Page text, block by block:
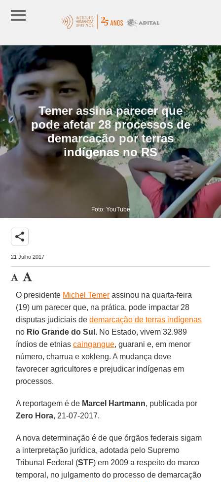
Temer assina parecer que
pode afetar 28 processos de
demarcação por terras
indígenas no RS
Foto: YouTube
share
21 Julho 2017
O presidente Michel Temer assinou na quarta-feira
(19) um parecer que, na prática, pode impactar 28
disputas judiciais dedemarcação de terras indígenas
no Rio Grande do Sul . No Estado, vivem 32.989
índios de etniascaingangue, guarani e, em menor
número, charrua e xokleng. A mudança deve
favorecer agricultores e prejudicar indígenas em
processos.
A reportagem é de Marcel Hartmann, publicada por
Zero Hora, 21-07-2017.
A nova determinação é de que órgãos federais sigam
a interpretação jurídica, adotada pelo Supremo
Tribunal Federal (STF) em 2009 a respeito do marco
temporal, no julgamento do processo de demarcação